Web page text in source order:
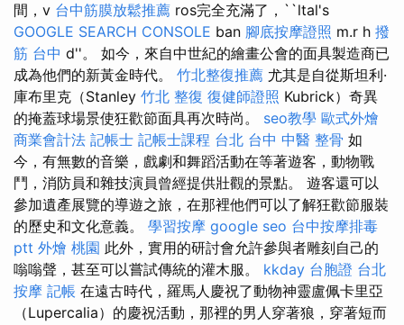
間，v 台中筋膜放鬆推薦 ros完全充滿了，``ltal's
GOOGLE SEARCH CONSOLE ban 腳底按摩證照 m.r h 撥
筋 台中 d''。 如今，來自中世紀的繪畫公會的面具製造商已
成為他們的新黃金時代。 竹北整復推薦 尤其是自從斯坦利·
庫布里克（Stanley 竹北 整復 復健師證照 Kubrick）奇異
的掩蓋球場景使狂歡節面具再次時尚。 seo教學 歐式外燴
商業會計法 記帳士 記帳士課程 台北 台中 中醫 整骨 如
今，有無數的音樂，戲劇和舞蹈活動在等著遊客，動物戰
鬥，消防員和雜技演員曾經提供壯觀的景點。 遊客還可以
參加遺產展覽的導遊之旅，在那裡他們可以了解狂歡節服裝
的歷史和文化意義。 學習按摩 google seo 台中按摩排毒
ptt 外燴 桃園 此外，實用的研討會允許參與者雕刻自己的
嗡嗡聲，甚至可以嘗試傳統的灌木服。 kkday 台胞證 台北
按摩 記帳 在遠古時代，羅馬人慶祝了動物神靈盧佩卡里亞
（Lupercalia）的慶祝活動，那裡的男人穿著狼，穿著短而